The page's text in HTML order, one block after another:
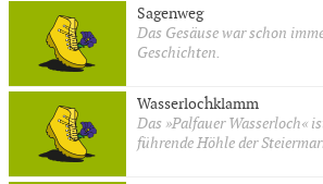
Sagenweg
Das Gesäuse war schon
Geschichten.
Wasserlochklamm
Das »Palfauer Wasserloch«
führende Höhle der